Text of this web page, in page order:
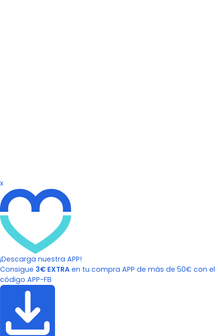
x
¡Descarga nuestra APP!
Consigue 3€ EXTRA en tu compra APP de más de 50€ con el
código APP-FB